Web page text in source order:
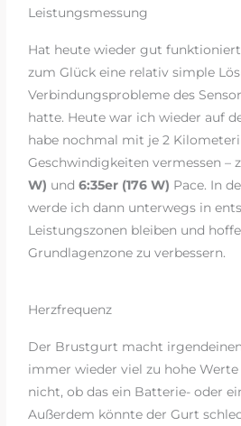
Leistungsmessung
Hat heute wieder gut
zum Glück eine relativ simple
Verbindungsprobleme des
hatte. Heute war ich wieder auf
habe nochmal mit je 2
Geschwindigkeiten vermessen –
W) und6:35er (176 W) Pace. In
werde ich dann unterwegs in
Leistungszonen bleiben und
Grundlagenzone zu verbessern.
Herzfrequenz
Der Brustgurt macht
immer wieder viel zu hohe Werte
nicht, ob das ein Batterie- oder
Außerdem könnte der Gurt